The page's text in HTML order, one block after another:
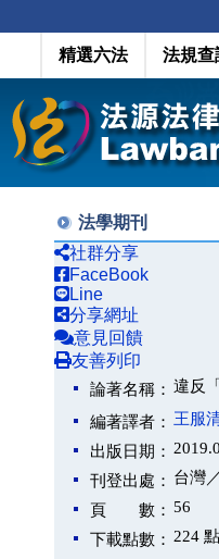
精選六法 法規查
法學期刊
社群分享
FaceBook
Line
分享網址
意見回饋
友善列印
論著名稱： 違反
編著譯者： 王服
出版日期：
刊登出處： 台灣／
頁 數： 56
下載點數： 224 點